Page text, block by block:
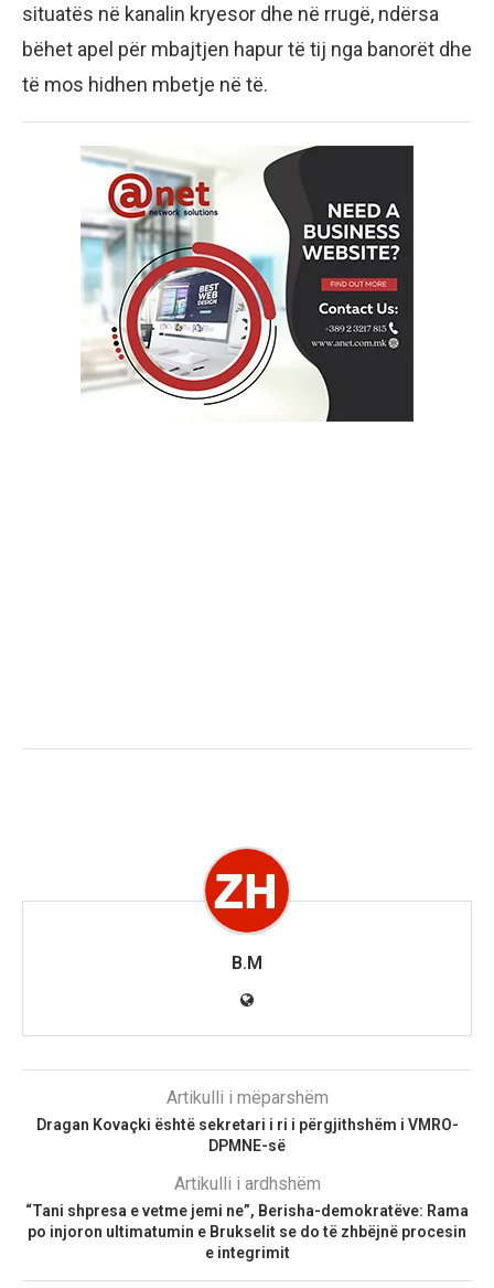
situatës në kanalin kryesor dhe në rrugë, ndërsa
bëhet apel për mbajtjen hapur të tij nga banorët dhe
të mos hidhen mbetje në të.
B.M
Artikulli i mëparshëm
Dragan Kovaçki është sekretari i ri i përgjithshëm i VMRO-
DPMNE-së
Artikulli i ardhshëm
“Tani shpresa e vetme jemi ne”, Berisha-demokratëve: Rama
po injoron ultimatumin e Brukselit se do të zhbëjnë procesin
e integrimit